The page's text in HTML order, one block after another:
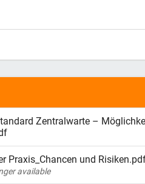
Zentralwarte –
Praxis_Chancen und
available